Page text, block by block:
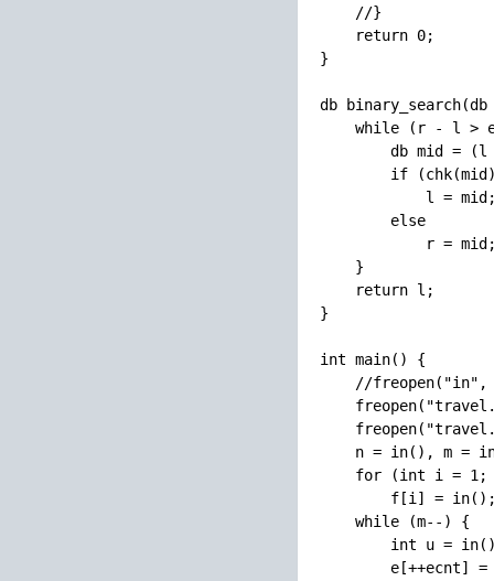
    //}
    return 0;
}
db
while (r - l >
db mid = (l
if
l =
        else
r =
    }
    return l;
}
int main() {
//freopen("in",
n = in(), m =
for (int i = 1;
f[i] =
    while (m--) {
int u =
e[++ecnt] =